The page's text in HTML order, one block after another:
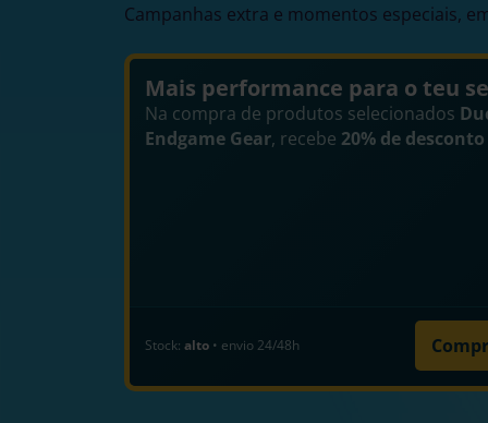
Campanhas extra e momentos especiais,
Mais performance para o teu
Na compra de produtos selecionados
Endgame Gear, recebe 20% de
Stock: alto • envio 24/48h